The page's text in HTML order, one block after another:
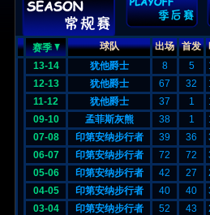
赛季 球队 出场 首发
13-14
犹他爵士 8 5
12-13
犹他爵士 67 32
11-12
犹他爵士 37 1
09-10
孟菲斯灰熊 38 1
07-08
印第安纳步行者 39 36
06-07
印第安纳步行者 72 72
05-06
印第安纳步行者 42 27
04-05
印第安纳步行者 40 40
03-04
印第安纳步行者 52 43